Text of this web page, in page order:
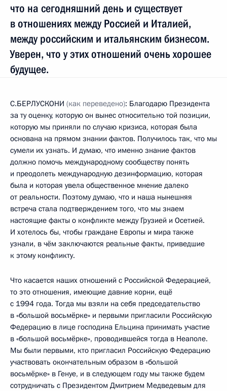
что на сегодняшний день и существует
в отношениях между Россией и Италией,
между российским и итальянским бизнесом.
Уверен, что у этих отношений очень хорошее
будущее.
С.БЕРЛУСКОНИ (как переведено): Благодарю Президента
за ту оценку, которую он вынес относительно той позиции,
которую мы приняли по случаю кризиса, которая была
основана на прямом знании фактов. Получилось так, что мы
сумели их узнать. И думаю, что именно знание фактов
должно помочь международному сообществу понять
и преодолеть международную дезинформацию, которая
была и которая увела общественное мнение далеко
от реальности. Поэтому думаю, что и наша нынешняя
встреча стала подтверждением того, что мы знаем
настоящие факты о конфликте между Грузией и Осетией.
И хотелось бы, чтобы граждане Европы и мира также
узнали, в чём заключаются реальные факты, приведшие
к этому конфликту.
Что касается наших отношений с Российской Федерацией,
то это отношения, имеющие давние корни, ещё
с 1994 года. Тогда мы взяли на себя председательство
в «большой восьмёрке» и первыми пригласили Российскую
Федерацию в лице господина Ельцина принимать участие
в «большой восьмёрке», проводившейся тогда в Неаполе.
Мы были первыми, кто пригласил Российскую Федерацию
участвовать окончательным образом в «большой
восьмёрке» в Генуе, и в следующем году мы также будем
сотрудничать с Президентом Дмитрием Медведевым для